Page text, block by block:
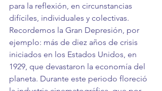
para la reflexión, en circunstancias
difíciles, individuales y colectivas.
Recordemos la Gran Depresión, por
ejemplo: más de diez años de crisis
iniciados en los Estados Unidos, en
1929, que devastaron la economía del
planeta. Durante este periodo floreció